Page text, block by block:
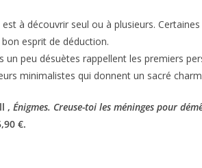
à découvrir seul ou à plusieurs.
esprit de déduction.
un peu désuètes rappellent les premiers
minimalistes qui donnent un sacré
, Énigmes. Creuse-toi les méninges pour
€.